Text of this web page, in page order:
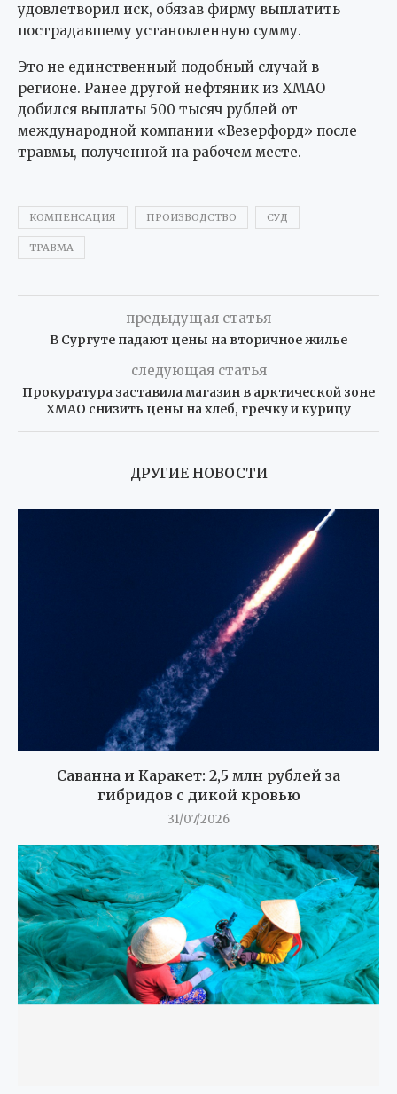
удовлетворил иск, обязав фирму выплатить
пострадавшему установленную сумму.
Это не единственный подобный случай в
регионе. Ранее другой нефтяник из ХМАО
добился выплаты 500 тысяч рублей от
международной компании «Везерфорд» после
травмы, полученной на рабочем месте.
КОМПЕНСАЦИЯ ПРОИЗВОДСТВО СУД
ТРАВМА
предыдущая статья
В Сургуте падают цены на вторичное жилье
следующая статья
Прокуратура заставила магазин в арктической зоне
ХМАО снизить цены на хлеб, гречку и курицу
ДРУГИЕ НОВОСТИ
Саванна и Каракет: 2,5 млн рублей за
гибридов с дикой кровью
31/07/2026